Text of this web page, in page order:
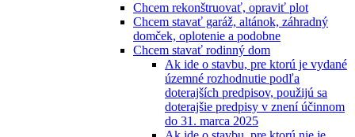
Chcem rekonštruovať, opraviť plot
Chcem stavať garáž, altánok, záhradný
domček, oplotenie a podobne
Chcem stavať rodinný dom
Ak ide o stavbu, pre ktorú je vydané
územné rozhodnutie podľa
doterajších predpisov, použijú sa
doterajšie predpisy v znení účinnom
do 31. marca 2025